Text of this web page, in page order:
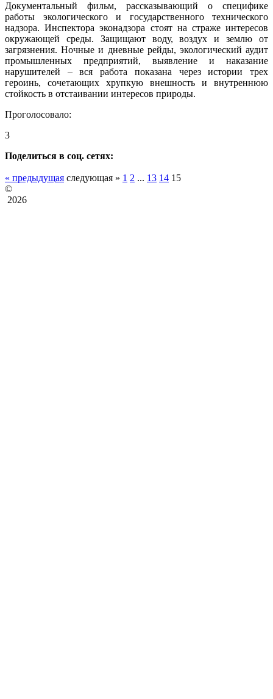
Документальный фильм, рассказывающий о специфике
работы экологического и государственного технического
надзора. Инспектора эконадзора стоят на страже интересов
окружающей среды. Защищают воду, воздух и землю от
загрязнения. Ночные и дневные рейды, экологический аудит
промышленных предприятий, выявление и наказание
нарушителей – вся работа показана через истории трех
героинь, сочетающих хрупкую внешность и внутреннюю
стойкость в отстаивании интересов природы.
Проголосовало:
3
Поделиться в соц. сетях:
« предыдущая следующая » 1 2 ... 13 14 15
©
2026